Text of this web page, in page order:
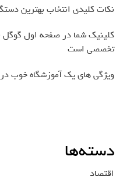
نکات کلیدی انتخاب بهترین
کلینیک شما در صفحه اول
تخصصی است
ویژگی های یک آموزشگاه خوب
دسته‌ها
اقتصاد